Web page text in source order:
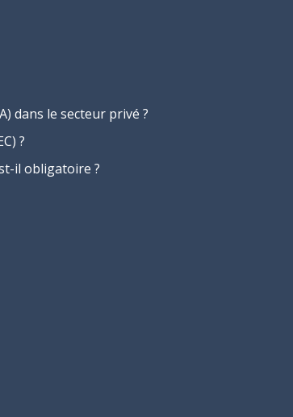
dans le secteur privé ?
?
il obligatoire ?